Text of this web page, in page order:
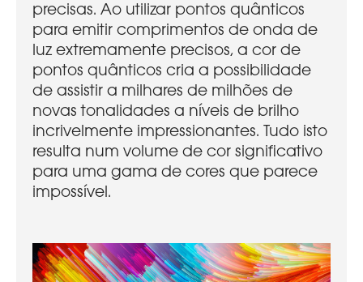
precisas. Ao utilizar pontos quânticos
para emitir comprimentos de onda de
luz extremamente precisos, a cor de
pontos quânticos cria a possibilidade
de assistir a milhares de milhões de
novas tonalidades a níveis de brilho
incrivelmente impressionantes. Tudo isto
resulta num volume de cor significativo
para uma gama de cores que parece
impossível.